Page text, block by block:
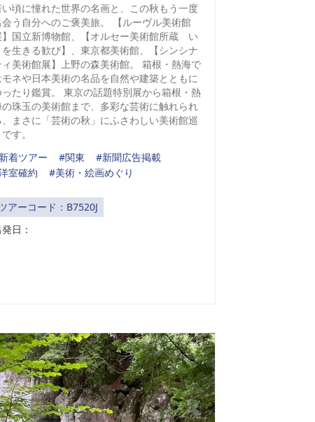
頃に憧れた世界の名画と、この秋もう一度
会う自分へのご褒美旅。 【ルーヴル美術館
】国立新博物館、【オルセー美術館所蔵 い
を生きる歓び】、東京都美術館、【シンシナ
ィ美術館展】上野の森美術館。 箱根・熱海で
モネや日本美術の名品を自然や建築とともに
ったり鑑賞。 東京の話題特別展から箱根・熱
珠玉の美術館まで、多彩な芸術に触れられ
、まさに「芸術の秋」にふさわしい美術館巡
す。
着ツアー
#関東
#新聞広告掲載
室確約
#美術・絵画めぐり
アーコード：B7520J
日：